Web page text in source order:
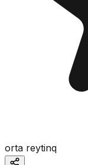
orta reytinq